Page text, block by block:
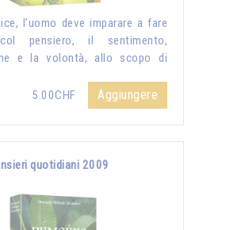
l’uomo deve imparare a fare
pensiero, il sentimento,
e la volontà, allo scopo di
5.00CHF
Aggiungere
quotidiani 2009